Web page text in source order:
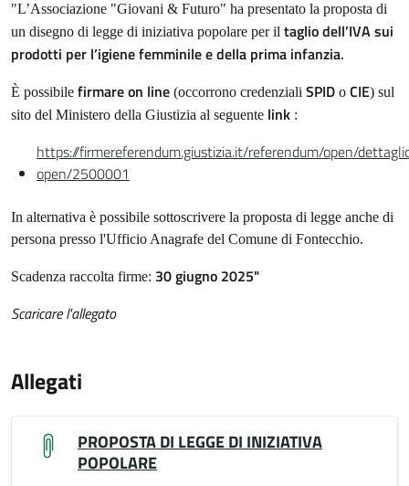
"L’Associazione "Giovani & Futuro" ha presentato la proposta di
un disegno di legge di iniziativa popolare per il taglio dell’IVA sui
prodotti per l’igiene femminile e della prima infanzia.
È possibile firmare on line (occorrono credenziali SPID o CIE) sul
sito del Ministero della Giustizia al seguente link :
https://firmereferendum.giustizia.it/referendum/open/
open/2500001
In alternativa è possibile sottoscrivere la proposta di legge anche di
persona presso l'Ufficio Anagrafe del Comune di Fontecchio.
Scadenza raccolta firme: 30 giugno 2025"
Scaricare l'allegato
Allegati
PROPOSTA DI LEGGE DI INIZIATIVA
POPOLARE